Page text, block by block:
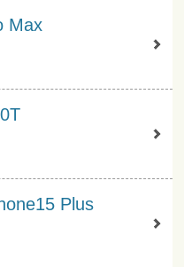
Max
Plus